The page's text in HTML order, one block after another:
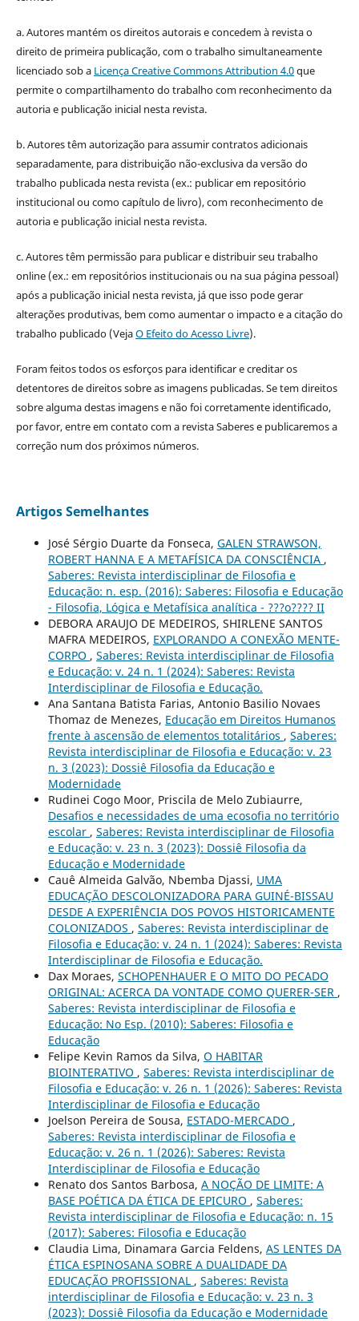
a. Autores mantém os direitos autorais e concedem à revista o
direito de primeira publicação, com o trabalho simultaneamente
licenciado sob a Licença Creative Commons Attribution 4.0que
permite o compartilhamento do trabalho com reconhecimento da
autoria e publicação inicial nesta revista.
b. Autores têm autorização para assumir contratos adicionais
separadamente, para distribuição não-exclusiva da versão do
trabalho publicada nesta revista (ex.: publicar em repositório
institucional ou como capítulo de livro), com reconhecimento de
autoria e publicação inicial nesta revista.
c. Autores têm permissão para publicar e distribuir seu trabalho
online (ex.: em repositórios institucionais ou na sua página pessoal)
após a publicação inicial nesta revista, já que isso pode gerar
alterações produtivas, bem como aumentar o impacto e a citação do
trabalho publicado (VejaO Efeito do Acesso Livre).
Foram feitos todos os esforços para identificar e creditar os
detentores de direitos sobre as imagens publicadas. Se tem direitos
sobre alguma destas imagens e não foi corretamente identificado,
por favor, entre em contato com a revista Saberes e publicaremos a
correção num dos próximos números.
Artigos Semelhantes
José Sérgio Duarte da Fonseca, GALEN STRAWSON,
ROBERT HANNA E A METAFÍSICA DA CONSCIÊNCIA ,
Saberes: Revista interdisciplinar de Filosofia e
Educação: n. esp. (2016): Saberes: Filosofia e Educação
- Filosofia, Lógica e Metafísica analítica - ???o???? II
DEBORA ARAUJO DE MEDEIROS, SHIRLENE SANTOS
MAFRA MEDEIROS, EXPLORANDO A CONEXÃO MENTE-
CORPO , Saberes: Revista interdisciplinar de Filosofia
e Educação: v. 24 n. 1 (2024): Saberes: Revista
Interdisciplinar de Filosofia e Educação.
Ana Santana Batista Farias, Antonio Basilio Novaes
Thomaz de Menezes, Educação em Direitos Humanos
frente à ascensão de elementos totalitários , Saberes:
Revista interdisciplinar de Filosofia e Educação: v. 23
n. 3 (2023): Dossiê Filosofia da Educação e
Modernidade
Rudinei Cogo Moor, Priscila de Melo Zubiaurre,
Desafios e necessidades de uma ecosofia no território
escolar , Saberes: Revista interdisciplinar de Filosofia
e Educação: v. 23 n. 3 (2023): Dossiê Filosofia da
Educação e Modernidade
Cauê Almeida Galvão, Nbemba Djassi, UMA
EDUCAÇÃO DESCOLONIZADORA PARA GUINÉ-BISSAU
DESDE A EXPERIÊNCIA DOS POVOS HISTORICAMENTE
COLONIZADOS , Saberes: Revista interdisciplinar de
Filosofia e Educação: v. 24 n. 1 (2024): Saberes: Revista
Interdisciplinar de Filosofia e Educação.
Dax Moraes, SCHOPENHAUER E O MITO DO PECADO
ORIGINAL: ACERCA DA VONTADE COMO QUERER-SER ,
Saberes: Revista interdisciplinar de Filosofia e
Educação: No Esp. (2010): Saberes: Filosofia e
Educação
Felipe Kevin Ramos da Silva, O HABITAR
BIOINTERATIVO , Saberes: Revista interdisciplinar de
Filosofia e Educação: v. 26 n. 1 (2026): Saberes: Revista
Interdisciplinar de Filosofia e Educação
Joelson Pereira de Sousa, ESTADO-MERCADO ,
Saberes: Revista interdisciplinar de Filosofia e
Educação: v. 26 n. 1 (2026): Saberes: Revista
Interdisciplinar de Filosofia e Educação
Renato dos Santos Barbosa, A NOÇÃO DE LIMITE: A
BASE POÉTICA DA ÉTICA DE EPICURO , Saberes:
Revista interdisciplinar de Filosofia e Educação: n. 15
(2017): Saberes: Filosofia e Educação
Claudia Lima, Dinamara Garcia Feldens, AS LENTES DA
ÉTICA ESPINOSANA SOBRE A DUALIDADE DA
EDUCAÇÃO PROFISSIONAL , Saberes: Revista
interdisciplinar de Filosofia e Educação: v. 23 n. 3
(2023): Dossiê Filosofia da Educação e Modernidade